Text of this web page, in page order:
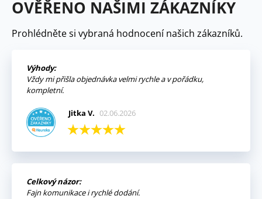
OVĚŘENO NAŠIMI ZÁKAZNÍKY
Prohlédněte si vybraná hodnocení našich zákazníků.
Výhody:
Vždy mi přišla objednávka velmi rychle a v pořádku,
kompletní.
Jitka V. 02.06.2026
Celkový názor:
Fajn komunikace i rychlé dodání.